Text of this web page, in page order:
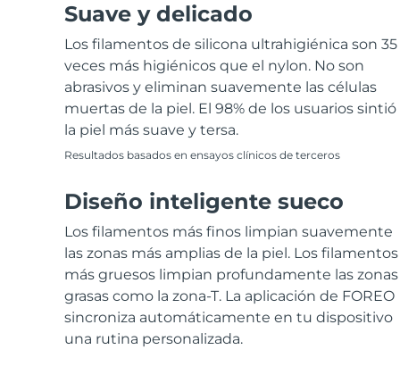
Suave y delicado
Los filamentos de silicona ultrahigiénica son 35
veces más higiénicos que el nylon. No son
abrasivos y eliminan suavemente las células
muertas de la piel. El 98% de los usuarios sintió
la piel más suave y tersa.
Resultados basados en ensayos clínicos de terceros
Diseño inteligente sueco
Los filamentos más finos limpian suavemente
las zonas más amplias de la piel. Los filamentos
más gruesos limpian profundamente las zonas
grasas como la zona-T. La aplicación de FOREO
sincroniza automáticamente en tu dispositivo
una rutina personalizada.